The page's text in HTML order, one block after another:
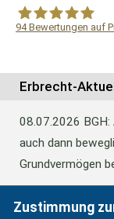
94Bewertungen auf
Erbrecht-
08.07.2026
auch dann
Grundvermögen
Zustimmung